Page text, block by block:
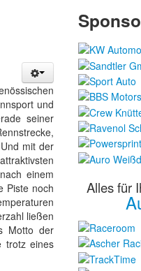
und
seiner
mit der
einem
Piste noch
ließen
Motto der
trotz eines
Alles für